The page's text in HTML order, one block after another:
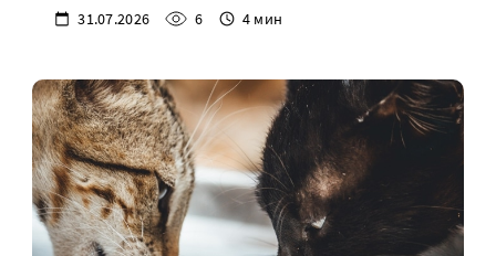
31.07.2026 6 4 мин